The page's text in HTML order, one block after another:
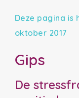
Deze pagina is
oktober 2017
Gips
De